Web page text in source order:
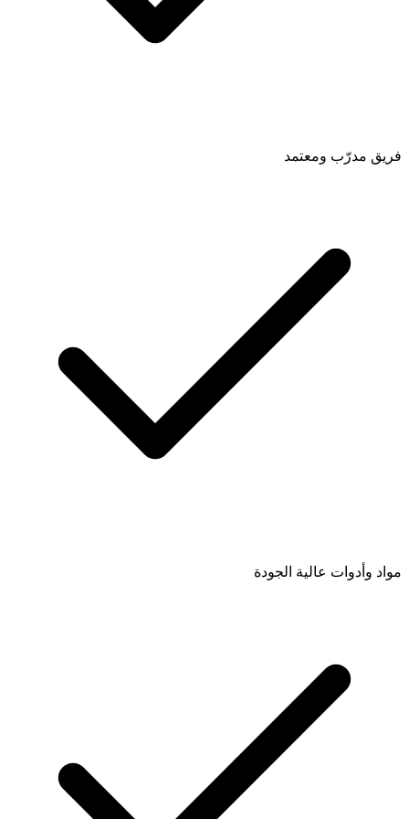
فريق مدرّب ومعتمد
مواد وأدوات عالية الجودة